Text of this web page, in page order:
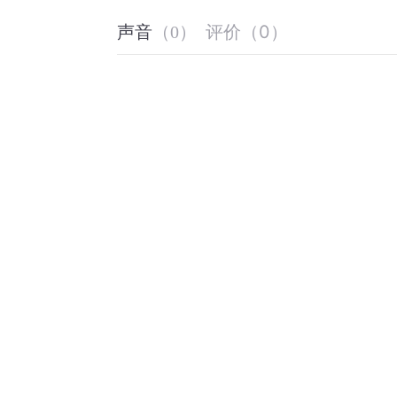
声音 （0） 评价 （0 ）